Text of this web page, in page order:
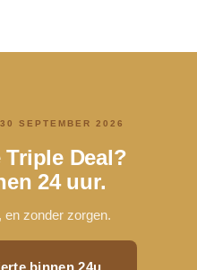
SEPTEMBER 2026
Deal?
24 uur.
en zonder zorgen.
binnen 24u